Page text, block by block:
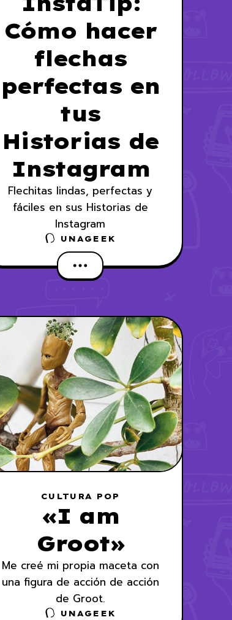
Cómo hacer
flechas
perfectas en
tus
Historias de
Instagram
Flechitas lindas, perfectas y
fáciles en sus Historias de
Instagram
UNAGEEK
CULTURA POP
«I am
Groot»
Me creé mi propia maceta con
una figura de acción de acción
de Groot.
UNAGEEK